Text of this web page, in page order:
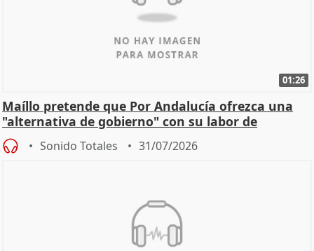
01:26
Maíllo pretende que Por Andalucía ofrezca una
"alternativa de gobierno" con su labor de
oposición
Sonido Totales 31/07/2026